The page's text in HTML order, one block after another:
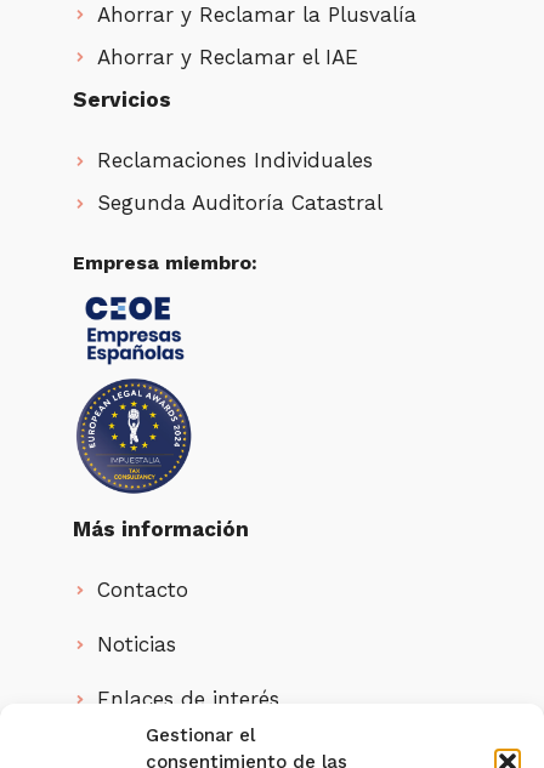
Gestionar el
consentimiento de las
Ahorrar y Reclamar la Plusvalía
Ahorrar y Reclamar el IAE
Servicios
Reclamaciones Individuales
Segunda Auditoría Catastral
Empresa miembro:
Más información
Contacto
Noticias
Enlaces de interés
Quienes somos